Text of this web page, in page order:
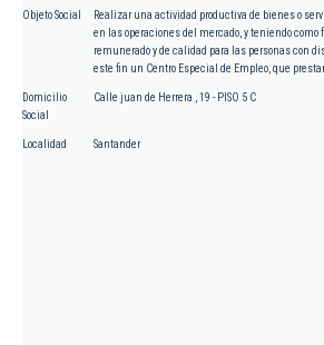
Objeto Social
Realizar una actividad productiva de bienes o
en las operaciones del mercado, y teniendo
remunerado y de calidad para las personas con
este fin un Centro Especial de Empleo, que
Domicilio
Social
Calle juan de Herrera , 19 - PISO 5 C
Localidad Santander